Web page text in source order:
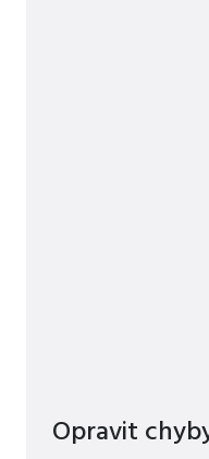
Opravit